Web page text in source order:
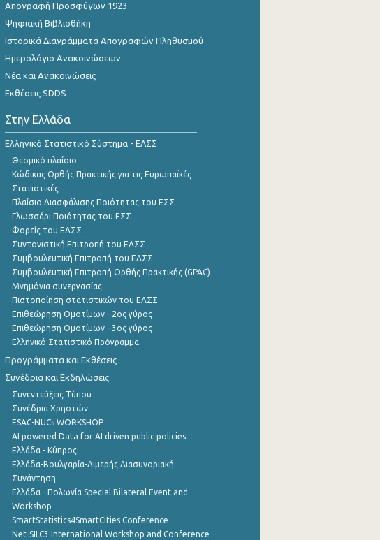
Απογραφή Προσφύγων 1923
Ψηφιακή Βιβλιοθήκη
Ιστορικά Διαγράμματα Απογραφών Πληθυσμού
Ημερολόγιο Ανακοινώσεων
Νέα και Ανακοινώσεις
Εκθέσεις SDDS
Στην Ελλάδα
Ελληνικό Στατιστικό Σύστημα - ΕΛΣΣ
Θεσμικό πλαίσιο
Κώδικας Ορθής Πρακτικής για τις Ευρωπαϊκές
Στατιστικές
Πλαίσιο Διασφάλισης Ποιότητας του ΕΣΣ
Γλωσσάρι Ποιότητας του ΕΣΣ
Φορείς του ΕΛΣΣ
Συντονιστική Επιτροπή του ΕΛΣΣ
Συμβουλευτική Επιτροπή του ΕΛΣΣ
Συμβουλευτική Επιτροπή Ορθής Πρακτικής (GPAC)
Μνημόνια συνεργασίας
Πιστοποίηση στατιστικών του ΕΛΣΣ
Επιθεώρηση Ομοτίμων - 2ος γύρος
Επιθεώρηση Ομοτίμων - 3ος γύρος
Ελληνικό Στατιστικό Πρόγραμμα
Προγράμματα και Εκθέσεις
Συνέδρια και Εκδηλώσεις
Συνεντεύξεις Τύπου
Συνέδρια Χρηστών
ESAC-NUCs WORKSHOP
AI powered Data for AI driven public policies
Ελλάδα - Κύπρος
Ελλάδα-Βουλγαρία-Διμερής Διασυνοριακή
Συνάντηση
Ελλάδα - Πολωνία Special Bilateral Event and
Workshop
SmartStatistics4SmartCities Conference
Net-SILC3 International Workshop and Conference